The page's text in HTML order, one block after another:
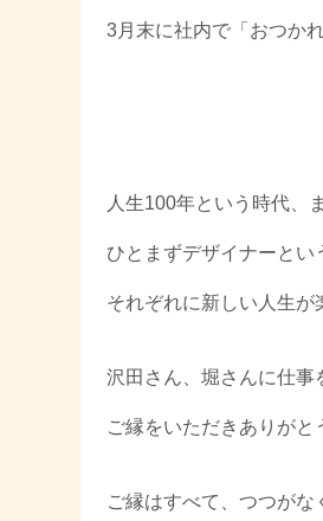
3月末に社内で「おつか
人生100年という時代、
ひとまずデザイナーと
それぞれに新しい人生
沢田さん、堀さんに仕事
ご縁をいただきありがと
ご縁はすべて、つつがな